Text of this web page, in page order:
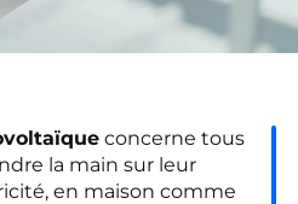
concerne tous
la main sur leur
en maison comme